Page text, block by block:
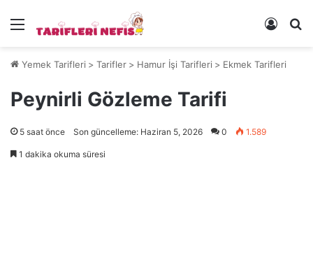
Menü Kayıt
Yemek Tarifleri > Tarifler > Hamur İşi Tarifleri > Ekmek Tarifleri
Peynirli Gözleme Tarifi
5 saat önce Son güncelleme: Haziran 5, 2026 0 1.589
1 dakika okuma süresi